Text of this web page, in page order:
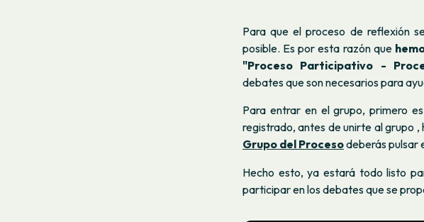
Para que el proceso de reflexión
posible. Es por esta razón que
"Proceso Participativo -
debates que son necesarios para
Para entrar en el grupo, primero
registrado, antes de unirte al grupo ,
Grupo del Procesodeberás pulsar
Hecho esto, ya estará todo listo
participar en los debates que se